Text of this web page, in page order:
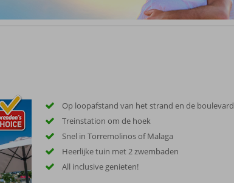
Op loopafstand van het strand en de boulevard
Treinstation om de hoek
Snel in Torremolinos of Malaga
Heerlijke tuin met 2 zwembaden
All inclusive genieten!